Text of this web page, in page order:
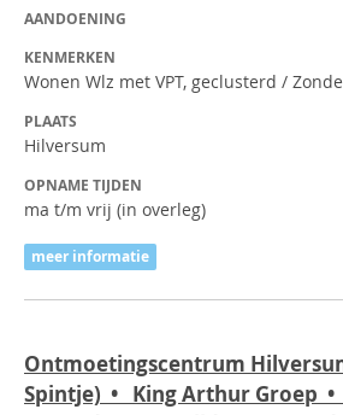
AANDOENING
KENMERKEN
Wonen Wlz met VPT, geclusterd /
PLAATS
Hilversum
OPNAME TIJDEN
ma t/m vrij (in overleg)
meer informatie
Ontmoetingscentrum
Spintje) • King Arthur Groep